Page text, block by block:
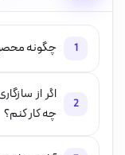
1 چگونه
2
اگر از
چه کار کنم؟